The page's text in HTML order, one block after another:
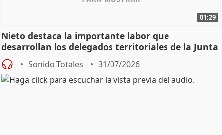
01:29
Nieto destaca la importante labor que
desarrollan los delegados territoriales de la Junta
Sonido Totales 31/07/2026